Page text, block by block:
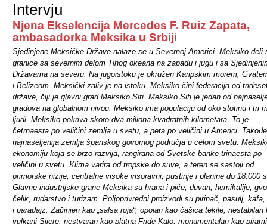
Intervju
Njena Ekselencija Mercedes F. Ruiz Zapata,
ambasadorka Meksika u Srbiji
Sjedinjene Meksičke Države nalaze se u Severnoj Americi. Meksiko deli
granice sa severnim delom Tihog okeana na zapadu i jugu i sa
Državama na severu. Na jugoistoku je okružen Karipskim morem,
i Belizeom. Meksički zaliv je na istoku. Meksiko čini federacija od
države, čiji je glavni grad Meksiko Siti. Meksiko Siti je jedan od
gradova na globalnom nivou. Meksiko ima populaciju od oko stotinu i tri
ljudi. Meksiko pokriva skoro dva miliona kvadratnih kilometara. To je
četrnaesta po veličini zemlja u svetu, a peta po veličini u Americi.
najnaseljenija zemlja španskog govornog područja u celom svetu.
ekonomiju koja se brzo razvija, rangirana od Svetske banke trinaesta po
veličini u svetu. Klima varira od tropske do suve, a teren se sastoji od
primorske nizije, centralne visoke visoravni, pustinje i planine do 18.000
Glavne industrijske grane Meksika su hrana i piće, duvan, hemikalije,
čelik, rudarstvo i turizam. Poljoprivredni proizvodi su pirinač, pasulj,
i paradajz. Začinjen kao „salsa roja“, opojan kao čašica tekile, nestabilan
vulkani Sijere, nestvaran kao platna Fride Kalo, monumentalan kao